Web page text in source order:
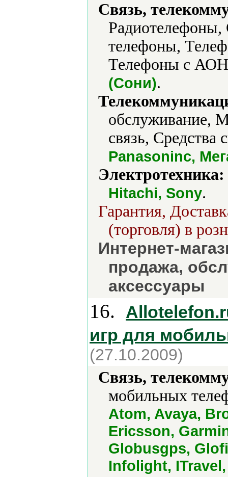
Связь,
телефоны,
Телефоны с
(Сони).
обслуживание,
связь, Средства
Panasoninc,
Электротехника:
Hitachi, Sony.
Гарантия,
(торговля) в
Интернет-
продажа,
аксессуары
16.
игр для
(27.10.2009)
Связь,
мобильных
Atom, Avaya,
Ericsson,
Globusgps,
Infolight,